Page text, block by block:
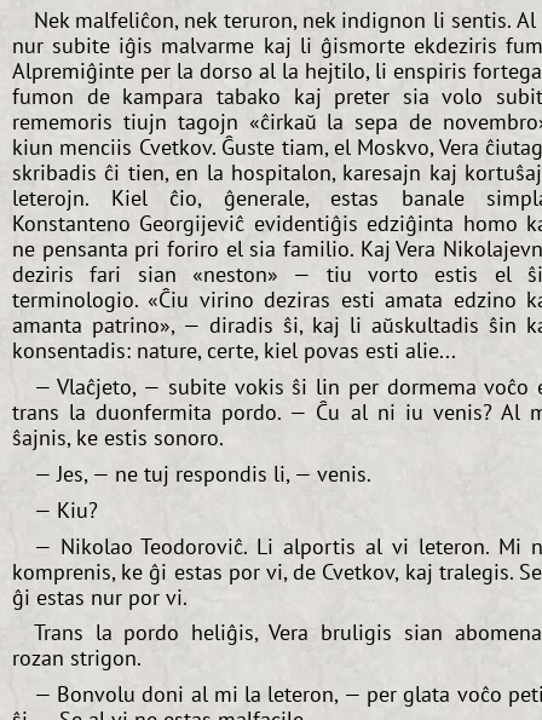
Nek malfeliĉon, nek teruron, nek indignon li sentis.
nur subite iĝis malvarme kaj li ĝismorte ekdeziris
Alpremiĝinte per la dorso al la hejtilo, li enspiris
fumon de kampara tabako kaj preter sia volo
rememoris tiujn tagojn «ĉirkaŭ la sepa de
kiun menciis Cvetkov. Ĝuste tiam, el Moskvo, Vera
skribadis ĉi tien, en la hospitalon, karesajn kaj
leterojn. Kiel ĉio, ĝenerale, estas banale
Konstanteno Georgijeviĉ evidentiĝis edziĝinta homo
ne pensanta pri foriro el sia familio. Kaj Vera
deziris fari sian «neston» — tiu vorto estis el
terminologio. «Ĉiu virino deziras esti amata edzino
amanta patrino», — diradis ŝi, kaj li aŭskultadis ŝin
konsentadis: nature, certe, kiel povas esti alie...
— Vlaĉjeto, — subite vokis ŝi lin per dormema voĉo
trans la duonfermita pordo. — Ĉu al ni iu venis? Al
ŝajnis, ke estis sonoro.
— Jes, — ne tuj respondis li, — venis.
— Kiu?
— Nikolao Teodoroviĉ. Li alportis al vi leteron. Mi
komprenis, ke ĝi estas por vi, de Cvetkov, kaj tralegis.
ĝi estas nur por vi.
Trans la pordo heliĝis, Vera bruligis sian
rozan strigon.
— Bonvolu doni al mi la leteron, — per glata voĉo